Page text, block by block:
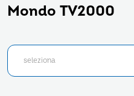
Mondo TV2000